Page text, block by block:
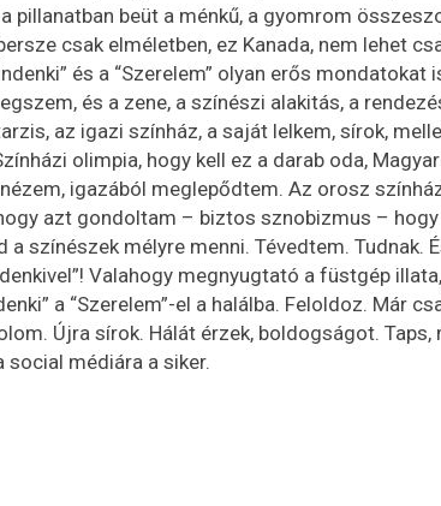
pillanatban beüt a ménkű, a gyomrom
csak elméletben, ez Kanada, nem lehet
és a “Szerelem” olyan erős
és a zene, a színészi alakitás, a
az igazi színház, a saját lelkem, sírok,
olimpia, hogy kell ez a darab oda,
igazából meglepődtem. Az orosz
azt gondoltam – biztos sznobizmus –
színészek mélyre menni. Tévedtem. Tudnak.
Valahogy megnyugtató a füstgép
a “Szerelem”-el a halálba. Feloldoz. Már
Újra sírok. Hálát érzek, boldogságot.
social médiára a siker.